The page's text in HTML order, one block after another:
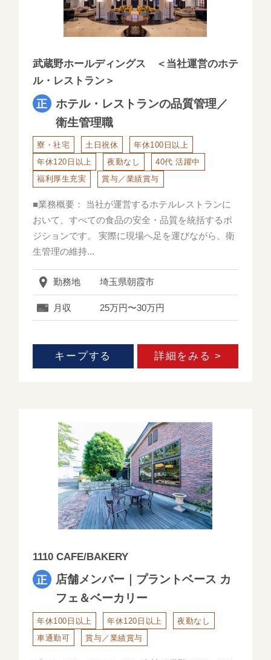
武蔵野ホールディングス ＜当社運営のホテ
ル・レストラン＞
ホテル・レストランの品質管理／
衛生管理職
寮・社宅 土日祝休
年休100日以上
年休120日以上
夜勤なし
40代 活躍中
福利厚生充実
賞与／業績賞与
■業務概要： 当社が運営するホテルレストランに
おいて、すべての食品の安全・品質を統括するポ
ジションです。 実際に現場へ足を運びながら、衛
生管理の維持...
勤務地 埼玉県朝霞市
月収 25万円〜30万円
キープする 詳細をみる >
1110 CAFE/BAKERY
店舗メンバー｜プラントベース カ
フェ＆ベーカリー
年休100日以上 年休120日以上
夜勤なし
車通勤可
賞与／業績賞与